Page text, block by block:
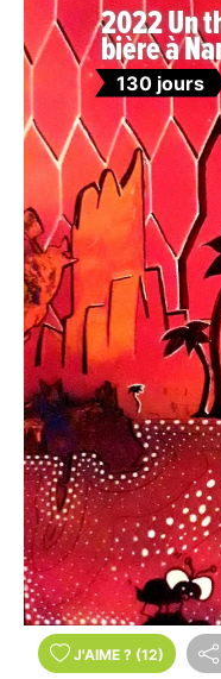
2022 Un
bière à
130 jours
J'AIME ? (12)